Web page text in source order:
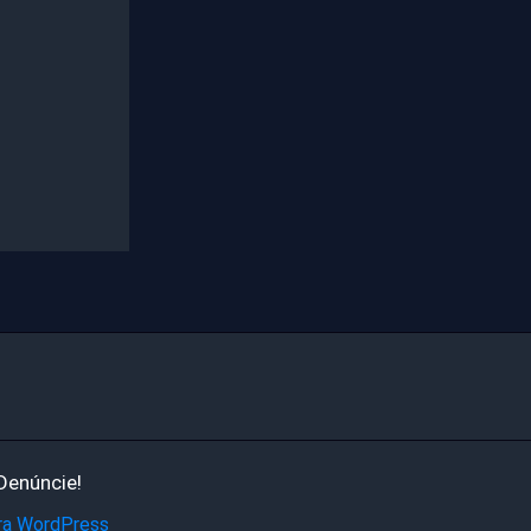
WordPress